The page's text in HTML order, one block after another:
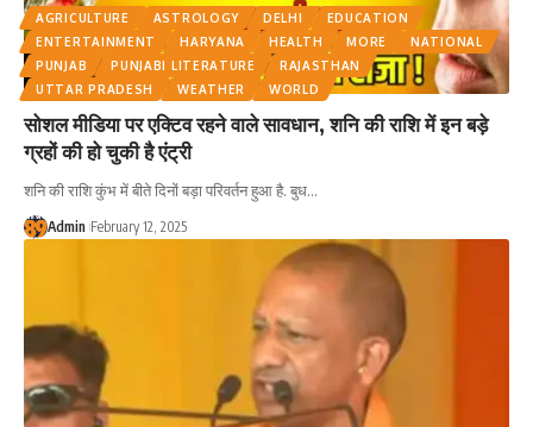
AGRICULTURE ASTROLOGY DELHI
EDUCATION
ENTERTAINMENT
HARYANA HEALTH MORE
NATIONAL
PUNJAB
PUNJABI LITERATURE
RAJASTHAN
UTTAR PRADESH
WEATHER WORLD
सोशल मीडिया पर एक्टिव रहने वाले सावधान, शनि की राशि में इन बड़े
ग्रहों की हो चुकी है एंट्री
शनि की राशि कुंभ में बीते दिनों बड़ा परिवर्तन हुआ है. बुध…
Admin February 12, 2025